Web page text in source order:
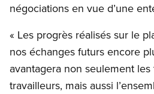
négociations en vue d’une
« Les progrès réalisés sur le
nos échanges futurs encore
avantagera non seulement
travailleurs, mais aussi